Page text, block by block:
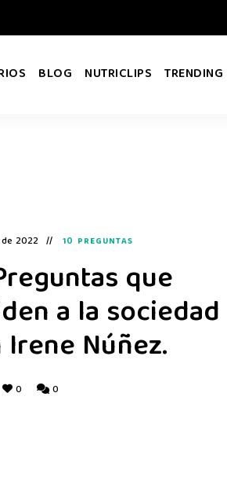
BLOG NUTRICLIPS TRENDING
2022 10 PREGUNTAS
que
a la sociedad
Núñez.
0 0